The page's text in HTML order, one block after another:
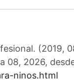
(2019,
08, 2026,
ninos.html